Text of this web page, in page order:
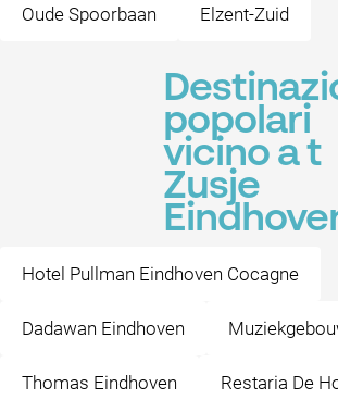
Oude Spoorbaan Elzent-Zuid
popolari
vicino a t
Zusje
Hotel Pullman Eindhoven Cocagne
Dadawan Eindhoven
Thomas Eindhoven Restaria De